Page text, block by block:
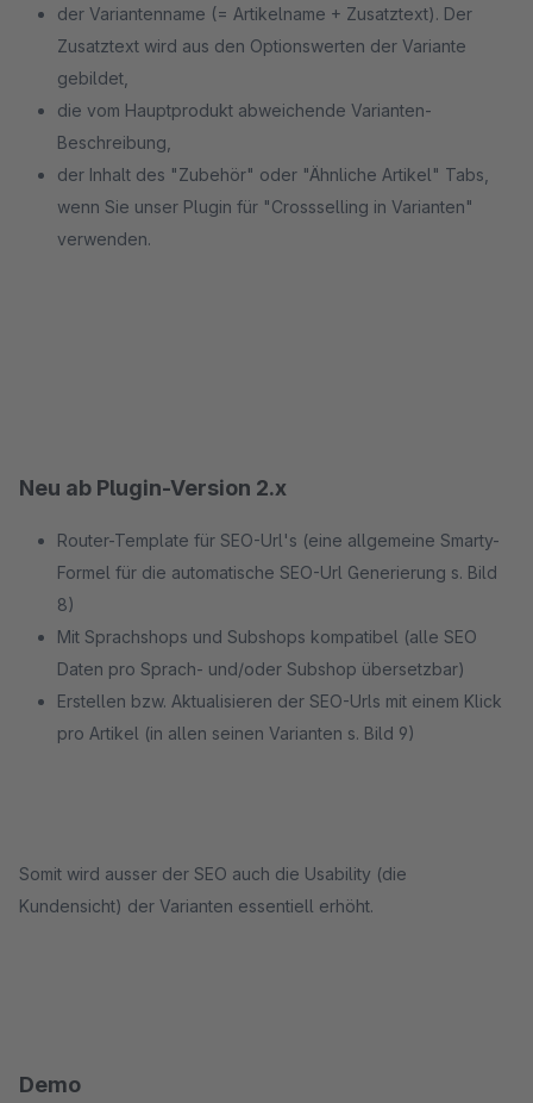
der Variantenname (= Artikelname + Zusatztext). Der
Zusatztext wird aus den Optionswerten der Variante
gebildet,
die vom Hauptprodukt abweichende Varianten-
Beschreibung,
der Inhalt des "Zubehör" oder "Ähnliche Artikel" Tabs,
wenn Sie unser Plugin für "Crossselling in Varianten"
verwenden.
Neu ab Plugin-Version 2.x
Router-Template für SEO-Url's (eine allgemeine Smarty-
Formel für die automatische SEO-Url Generierung s. Bild
8)
Mit Sprachshops und Subshops kompatibel (alle SEO
Daten pro Sprach- und/oder Subshop übersetzbar)
Erstellen bzw. Aktualisieren der SEO-Urls mit einem Klick
pro Artikel (in allen seinen Varianten s. Bild 9)
Somit wird ausser der SEO auch die Usability (die
Kundensicht) der Varianten essentiell erhöht.
Demo